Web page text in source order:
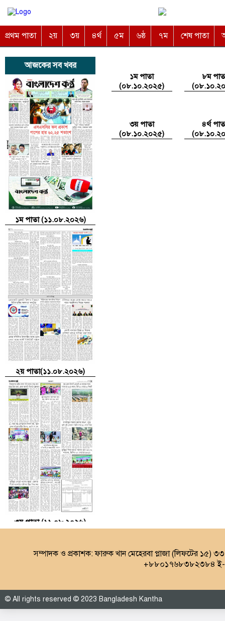
প্রথম পাতা ২য় ৩য় ৪র্থ ৫ম ৬ষ্ঠ ৭ম শেষ পাতা
আজকের সব খবর
১ম পাতা (১১.০৮.২০২৬)
২য় পাতা(১১.০৮.২০২৬)
৩য় পাতা (১১.০৮.২০২৬)
১ম পাতা
(০৮.১০.২০২৫)
৮ম
৩য় পাতা
(০৮.১০.২০২৫)
৪র্থ
সম্পাদক ও প্রকাশক: ফারুক খান মেহেরবা প্লাজা (লিফটের ১৫)
+৮৮০১৭৬৮৩৮২৩৮৪ ই-
© All rights reserved © 2023 Bangladesh Kantha